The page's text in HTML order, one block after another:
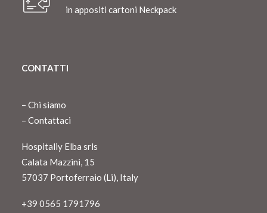
in appositi cartoni Neckpack
CONTATTI
– Chi siamo
– Contattaci
Hospitaliy Elba srls
Calata Mazzini, 15
57037 Portoferraio (Li), Italy
+39 0565 1791796